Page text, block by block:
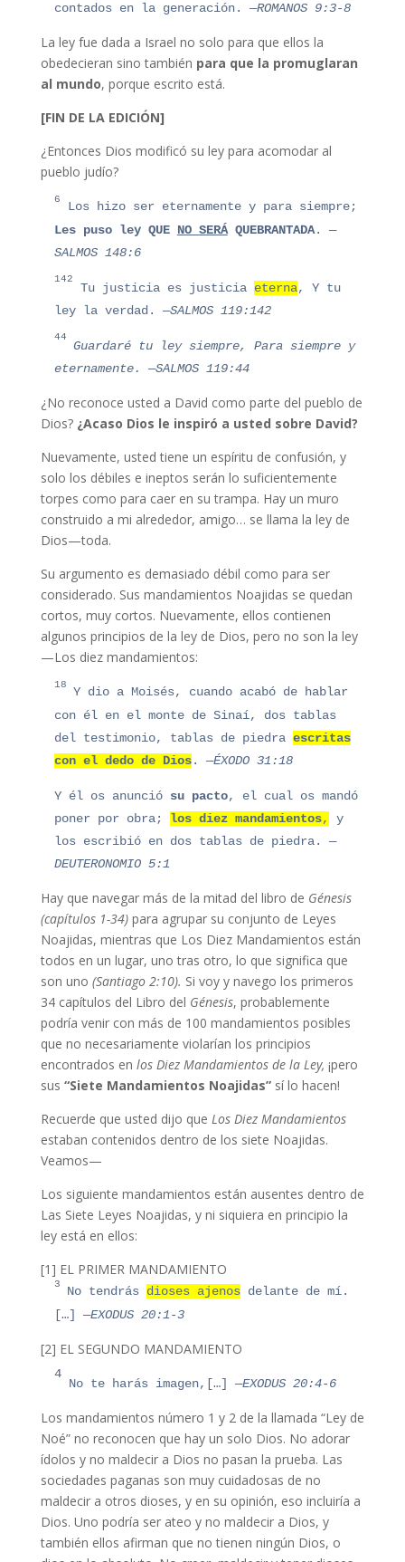
contados en la generación. —ROMANOS 9:3-8
La ley fue dada a Israel no solo para que ellos la
obedecieran sino también para que la promuglaran
al mundo, porque escrito está.
[FIN DE LA EDICIÓN]
¿Entonces Dios modificó su ley para acomodar al
pueblo judío?
6 Los hizo ser eternamente y para siempre;
Les puso ley QUE NO SERÁQUEBRANTADA.
—
SALMOS 148:6
142
Tu justicia es justicia eterna, Y tu
ley la verdad . —SALMOS 119:142
44
Guardaré tu ley siempre, Para siempre y
eternamente.
—SALMOS 119:44
¿No reconoce usted a David como parte del pueblo de
Dios?¿Acaso Dios le inspiró a usted sobre David?
Nuevamente, usted tiene un espíritu de confusión, y
solo los débiles e ineptos serán lo suficientemente
torpes como para caer en su trampa. Hay un muro
construido a mi alrededor, amigo… se llama la ley de
Dios—toda.
Su argumento es demasiado débil como para ser
considerado. Sus mandamientos Noajidas se quedan
cortos, muy cortos. Nuevamente, ellos contienen
algunos principios de la ley de Dios, pero no son la ley
—Los diez mandamientos:
18 Y dio a Moisés, cuando acabó de hablar
con él en el monte de Sinaí, dos tablas
del testimonio, tablas de piedra escritas
con el dedo de Dios. —ÉXODO 31:18
Y él os anunció su pacto, el cual os mandó
poner por obra; los diez mandamientos,
y
los escribió en dos tablas de piedra. —
DEUTERONOMIO 5:1
Hay que navegar más de la mitad del libro de Génesis
(capítulos 1-34)para agrupar su conjunto de Leyes
Noajidas, mientras que Los Diez Mandamientos están
todos en un lugar, uno tras otro, lo que significa que
son uno (Santiago 2:10). Si voy y navego los primeros
34 capítulos del Libro del Génesis, probablemente
podría venir con más de 100 mandamientos posibles
que no necesariamente violarían los principios
encontrados en los Diez Mandamientos de la Ley, ¡pero
sus “Siete Mandamientos Noajidas”sí lo hacen!
Recuerde que usted dijo que Los Diez Mandamientos
estaban contenidos dentro de los siete Noajidas.
Veamos—
Los siguiente mandamientos están ausentes dentro de
Las Siete Leyes Noajidas, y ni siquiera en principio la
ley está en ellos:
[1] EL PRIMER MANDAMIENTO
3 No tendrás dioses ajenosdelante de mí.
[…] —EXODUS 20:1-3
[2] EL SEGUNDO MANDAMIENTO
4
No te harás imagen, […] —EXODUS 20:4-6
Los mandamientos número 1 y 2 de la llamada “Ley de
Noé” no reconocen que hay un solo Dios. No adorar
ídolos y no maldecir a Dios no pasan la prueba. Las
sociedades paganas son muy cuidadosas de no
maldecir a otros dioses, y en su opinión, eso incluiría a
Dios. Uno podría ser ateo y no maldecir a Dios, y
también ellos afirman que no tienen ningún Dios, o